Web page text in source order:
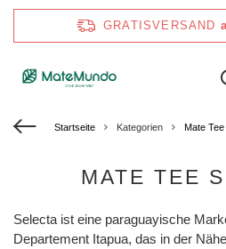
GRATISVERSAND
Startseite Kategorien Mate Tee
MATE TEE
Selecta ist eine paraguayische
Departement Itapua, das in der